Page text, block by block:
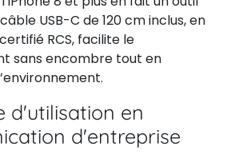
USB-C de 120 cm inclus, en
RCS, facilite le
sans encombre tout en
d'utilisation en
d'entreprise